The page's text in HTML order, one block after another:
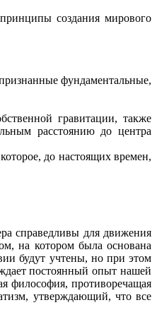
создания мирового
фундаментальные,
гравитации, также
расстоянию до центра
до настоящих времен,
справедливы для движения
на котором была основана
будут учтены, но при этом
постоянный опыт нашей
философия, противоречащая
утверждающий, что все